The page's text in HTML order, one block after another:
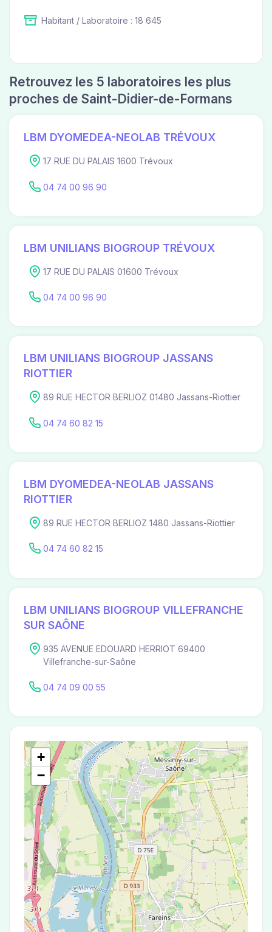
Habitant / Laboratoire : 18 645
Retrouvez les 5 laboratoires les plus
proches de Saint-Didier-de-Formans
LBM DYOMEDEA-NEOLAB TRÉVOUX
17 RUE DU PALAIS 1600 Trévoux
04 74 00 96 90
LBM UNILIANS BIOGROUP TRÉVOUX
17 RUE DU PALAIS 01600 Trévoux
04 74 00 96 90
LBM UNILIANS BIOGROUP JASSANS
RIOTTIER
89 RUE HECTOR BERLIOZ 01480 Jassans-Riottier
04 74 60 82 15
LBM DYOMEDEA-NEOLAB JASSANS
RIOTTIER
89 RUE HECTOR BERLIOZ 1480 Jassans-Riottier
04 74 60 82 15
LBM UNILIANS BIOGROUP VILLEFRANCHE
SUR SAÔNE
935 AVENUE EDOUARD HERRIOT 69400
Villefranche-sur-Saône
04 74 09 00 55
+
−